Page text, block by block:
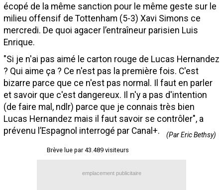
écopé de la même sanction pour le même geste sur le
milieu offensif de Tottenham (5-3) Xavi Simons ce
mercredi. De quoi agacer l’entraîneur parisien Luis
Enrique.
"Si je n'ai pas aimé le carton rouge de Lucas Hernandez
? Qui aime ça ? Ce n'est pas la première fois. C'est
bizarre parce que ce n'est pas normal. Il faut en parler
et savoir que c'est dangereux. Il n'y a pas d'intention
(de faire mal, ndlr) parce que je connais très bien
Lucas Hernandez mais il faut savoir se contrôler", a
prévenu l’Espagnol interrogé par Canal+.
(Par Eric Bethsy)
Brève lue par 43.489 visiteurs
emplacement publicitaire
Vidéos
Sondages
Tableau transferts L1
Taille de la police
Paramètrages / Options
Contact / Signaler un bug
Recrutement Maxifoot
Mentions légales
site web Maxifoot.fr